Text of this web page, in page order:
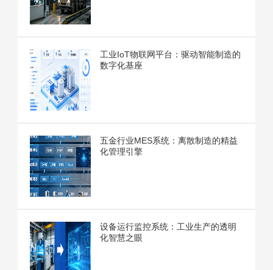
工业IoT物联网平台：驱动智能制造的
数字化基座
五金行业MES系统：离散制造的精益
化管理引擎
设备运行监控系统：工业生产的透明
化智慧之眼